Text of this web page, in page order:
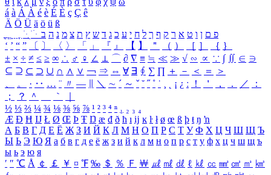
á à Á À é è É È ç Ç ê
Ä Ö Ü ä ö ü ß
ִֶֹ ֻּ ׁׂ פ ם ן ו ט א ר ק ף ך ל ח י ע כ ג ד ש ץ ת צ מ נ ה ב
‘ ’ “ ” 〔 〕 〈 〉 「 」 『 』 【 】 ＂ （ ） ［ ］ ｛ ｝
± × ÷ ≠ ≤ ≥ ∞ ∴ ♂ ♀ ∠ ⊥ ⌒ ∂ ∇ ≡ ≒ ≪ ≫ √ ∽ ∝ ∵ ∫ ∬ ∈ ∋
⊆ ⊇ ⊂ ⊃ ∪ ∩ ∧ ∨ ￢ ⇒ ⇔ ∀ ∃ ∮ ∑ ∏ ＋ － ＜ ＝
＞
、
。 · ‥ … ¨ 〃 ― ＼ ∼ ´ ～ ˇ ˘ ˝ ˚ ˙ ¸ ¡ ¿ ː ！ ＇ ， ． ／
：
；
？ ＾ ｀
½ ⅓ ⅔ ¼ ¾ ⅛ ⅜ ⅝ ⅞ ¹ ² ³ ⁴ ⁿ ₁ ₂ ₃ ₄
Æ Ð Ħ Ĳ Ł Ø Œ Þ Ŧ Ŋ æ đ ð ħ ı ĳ ĸ ŀ ł ø œ ß þ ŧ ŋ ŉ
А Б В Г Д Е Ё Ж З И Й К Л М Н О П Р С Т У Ф Х Ц Ч Ш Щ Ъ
Ы Ь Э Ю Я а б в г д е ё ж з и й к л м н о п р с т у ф х ц ч ш щ ъ
ы ь э ю я
′ ″ ℃ Å ￠ ￡ ￥ ¤ ℉ ‰ ＄ ％ Ｆ ￦ ㎕ ㎖ ㎗ ℓ ㎘ ㏄ ㎣ ㎤ ㎥ ㎦